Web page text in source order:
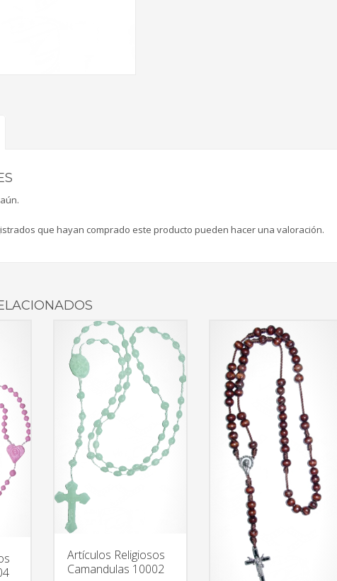
que hayan comprado este producto pueden hacer una valoración.
Artículos Religiosos
Camandulas 10002